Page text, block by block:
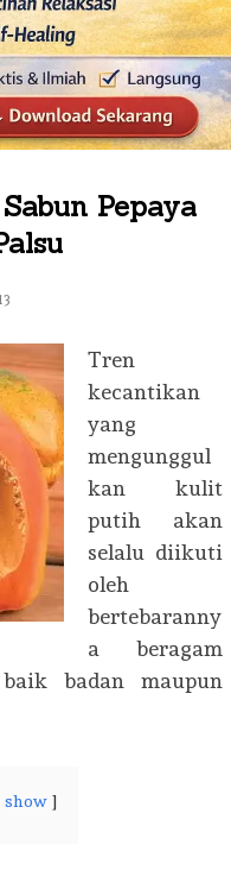
Pepaya
Tren
kecantikan
yang
mengunggul
kan kulit
putih akan
selalu diikuti
oleh
bertebaranny
a beragam
badan maupun
show